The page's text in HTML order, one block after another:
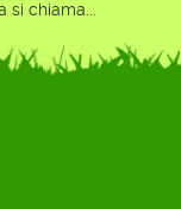
si chiama...